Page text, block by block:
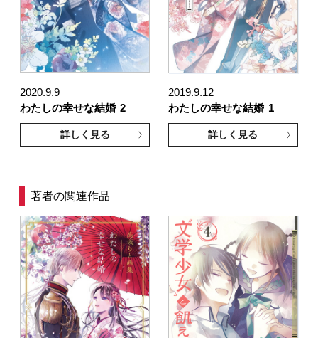
2020.9.9
わたしの幸せな結婚 2
詳しく見る
2019.9.12
わたしの幸せな結婚 1
詳しく見る
著者の関連作品